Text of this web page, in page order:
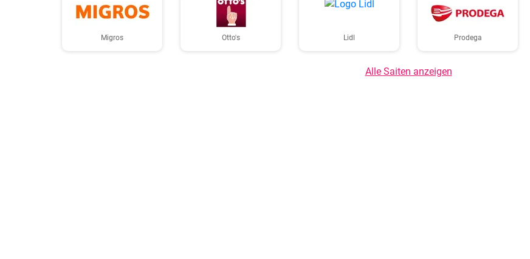
Migros Otto's Lidl Prodega
Alle Saiten anzeigen